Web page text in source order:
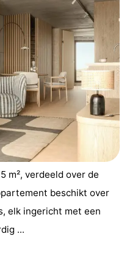
m², verdeeld over de
beschikt over
elk ingericht met een
...